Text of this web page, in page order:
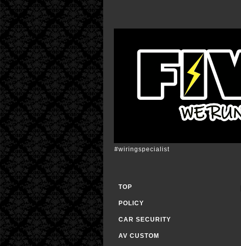
#wiringspecialist
TOP
POLICY
CAR SECURITY
AV CUSTOM